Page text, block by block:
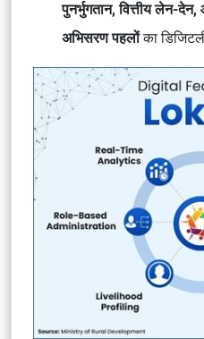
पुनर्भुगतान, वित्तीय लेन-देन,
अभिसरण पहलोंका